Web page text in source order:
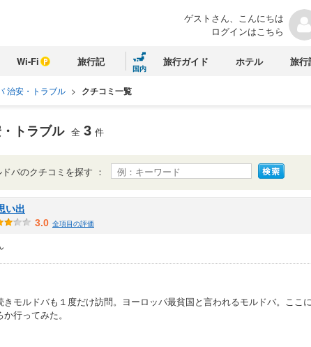
ゲストさん、 こんにちは
ログインはこちら
Wi-Fi 旅行記
国内
旅行ガイド ホテル 旅行
治安・トラブル > クチコミ一覧
トラブル 全 3 件
バのクチコミを探す ：
い出
3.0 全項目の評価
きモルドバも１度だけ訪問。ヨーロッパ最貧国と言われるモルドバ。ここ
行ってみた。